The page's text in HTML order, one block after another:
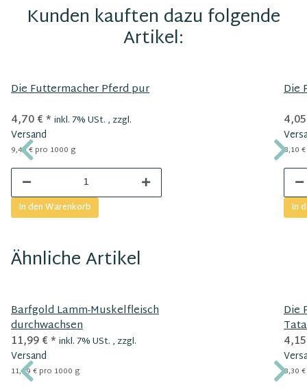
Kunden kauften dazu folgende
Artikel:
Die Futtermacher Pferd pur
4,70 €* inkl. 7% USt. , zzgl.
Versand
9,40 € pro 1000 g
In den Warenkorb
Die
8,10
In
Ähnliche Artikel
Barfgold Lamm-Muskelfleisch
durchwachsen
11,99 €* inkl. 7% USt. , zzgl.
Versand
11,99 € pro 1000 g
Die
8,30